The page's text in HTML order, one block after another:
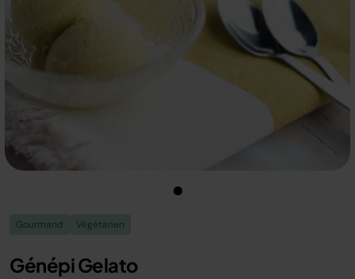
Gourmand Végétarien
Génépi Gelato